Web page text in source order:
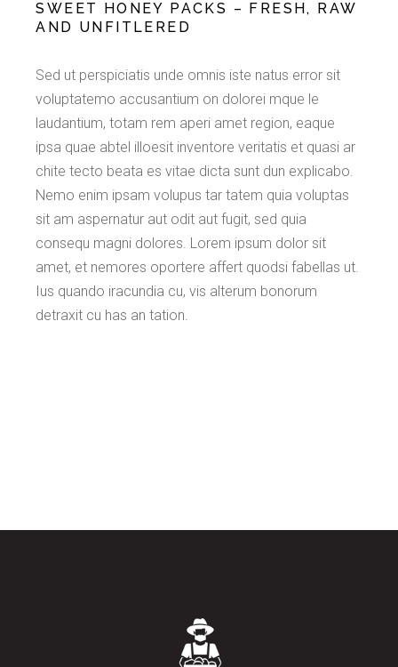
SWEET HONEY PACKS – FRESH, RAW
AND UNFITLERED
Sed ut perspiciatis unde omnis iste natus error sit
voluptatemo accusantium on dolorei mque le
laudantium, totam rem aperi amet region, eaque
ipsa quae abtel illoesit inventore veritatis et quasi ar
chite tecto beata es vitae dicta sunt dun explicabo.
Nemo enim ipsam volupus tar tatem quia voluptas
sit am aspernatur aut odit aut fugit, sed quia
consequ magni dolores. Lorem ipsum dolor sit
amet, et nemores oportere affert quodsi fabellas ut.
Ius quando iracundia cu, vis alterum bonorum
detraxit cu has an tation.